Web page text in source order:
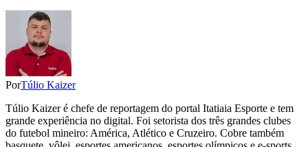
PorTúlio Kaizer
Túlio Kaizer é chefe de reportagem do portal Itatiaia Esporte e tem
grande experiência no digital. Foi setorista dos três grandes clubes
do futebol mineiro: América, Atlético e Cruzeiro. Cobre também